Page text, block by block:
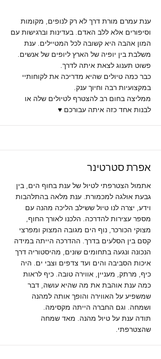
ענת עמרם מורת דרך לא רק לנופים, מקומות
וסיפורים אלא ללב האדם. בעדינות וברגישות עם
המון אהבה היא קשובה לכל המטיילים. ענת
משלבת בין יופיה של הארץ ליופים של אנשים.
פשוט תענוג לצאת איתה לדרך.
כבר כמה טיולים שהיא מדריכה את לקוחותיי
במקצועיות רבה וחיוך ענק.
ממליצה בחום רב להצטרף לטיולים שלה או
לבנות אחד כזה איתה עבורכם ♥️
אפרת סטרטינר
אתמול הצטרפתי לטיול של ענת בחוף הים, בין
גבעת אולגה למכמורת. ענת מלאה בהתלהבות
וידע, יצרה לנו טיול ששילב הליכה מהנה עם
מספר עצירות להדרכה. הלכנו לאורך החוף,
מצוקי הכורכר, נוף הים מגובה המצוק ומפרצי
קסם בין הסלעים בדרך. ההדרכה הייתה במידה
הנכונה ונגעה בתחומים שונים, מהיסטוריה דרך
איכות הסביבה והים ועד צדפים וצבי ים. היה
כיף, מרתק, מעניין, אווירה טובה. כיף לראות
כמה ענת אוהבת את מה שהיא עושה, דבר
שמשפיע על האווירה והופך אותה למהנה
ושמחה. וגם החברה הייתה מקסימה.
תודה ענת על טיול מהנה. מאד שמחה
שהצטרפתי.